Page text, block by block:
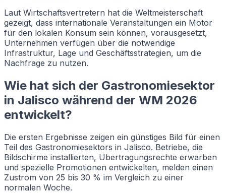
Laut Wirtschaftsvertretern hat die Weltmeisterschaft
gezeigt, dass internationale Veranstaltungen ein Motor
für den lokalen Konsum sein können, vorausgesetzt,
Unternehmen verfügen über die notwendige
Infrastruktur, Lage und Geschäftsstrategien, um die
Nachfrage zu nutzen.
Wie hat sich der Gastronomiesektor
in Jalisco während der WM 2026
entwickelt?
Die ersten Ergebnisse zeigen ein günstiges Bild für einen
Teil des Gastronomiesektors in Jalisco. Betriebe, die
Bildschirme installierten, Übertragungsrechte erwarben
und spezielle Promotionen entwickelten, melden einen
Zustrom von 25 bis 30 % im Vergleich zu einer
normalen Woche.